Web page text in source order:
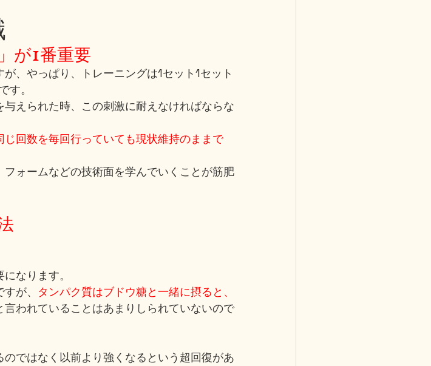
が1番重要
、やっぱり、トレーニングは1セット1セット
す。
えられた時、この刺激に耐えなければならな
回数を毎回行っていても現状維持のままで
ォームなどの技術面を学んでいくことが筋肥
なります。
が、 タンパク質はブドウ糖と一緒に摂ると、
言われていることはあまりしられていないので
ではなく以前より強くなるという超回復があ